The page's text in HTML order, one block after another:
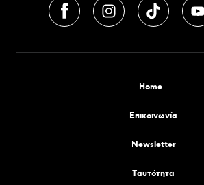
Home
Επικοινωνία
Newsletter
Tαυτότητα